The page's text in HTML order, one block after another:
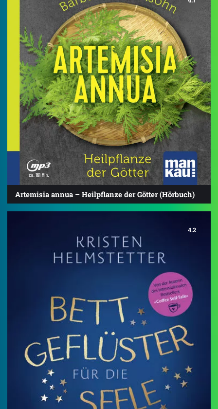
Artemisia annua – Heilpflanze der Götter (Hörbuch)
4.2